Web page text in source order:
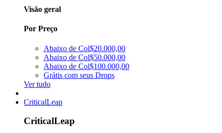
Visão geral
Por Preço
Abaixo de Col$20.000,00
Abaixo de Col$50.000,00
Abaixo de Col$100.000,00
Grátis com seus Drops
Ver tudo
CriticalLeap
CriticalLeap